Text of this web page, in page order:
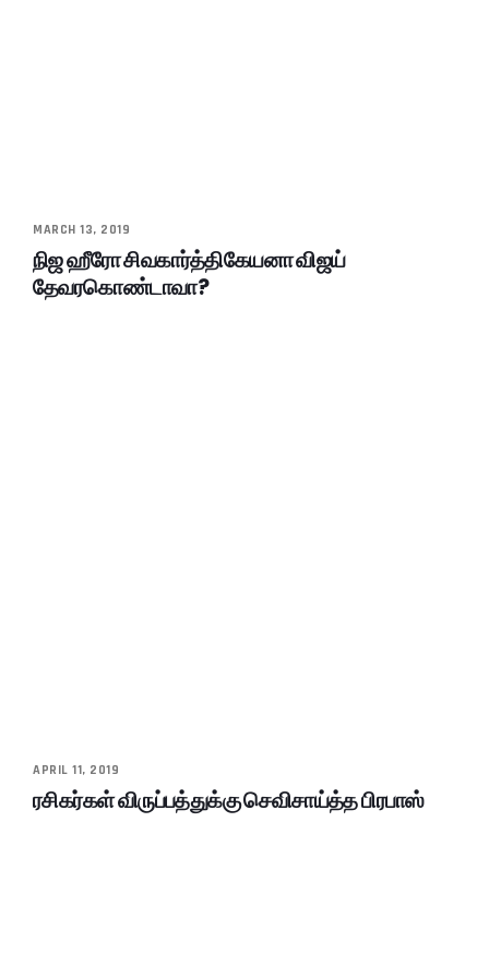
MARCH 13, 2019
நிஜ ஹீரோ சிவகார்த்திகேயனா விஜய்
தேவரகொண்டாவா?
APRIL 11, 2019
ரசிகர்கள் விருப்பத்துக்கு செவிசாய்த்த பிரபாஸ்